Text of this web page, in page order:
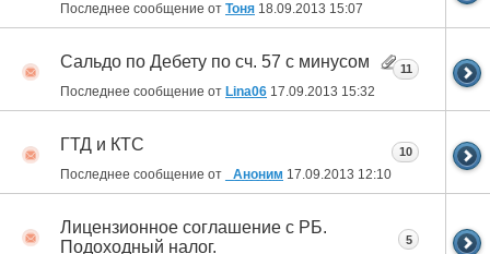
Последнее сообщение от Тоня 18.09.2013 15:07
Сальдо по Дебету по сч. 57 с минусом
Последнее сообщение от Lina06 17.09.2013 15:32
11
ГТД и КТС
Последнее сообщение от _Аноним 17.09.2013 12:10
10
Лицензионное соглашение с РБ.
Подоходный налог.
5